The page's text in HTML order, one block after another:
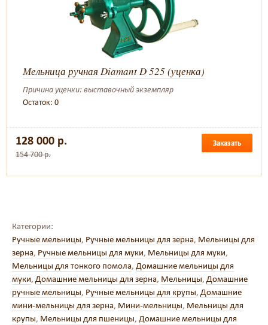
Мельница ручная Diamant D 525 (уценка)
Причина уценки: выставочный экземпляр
Остаток: 0
128 000 р.
154 700 р.
Заказать
Категории:
Ручные мельницы, Ручные мельницы для зерна, Мельницы для
зерна, Ручные мельницы для муки, Мельницы для муки,
Мельницы для тонкого помола, Домашние мельницы для
муки, Домашние мельницы для зерна, Мельницы, Домашние
ручные мельницы, Ручные мельницы для крупы, Домашние
мини-мельницы для зерна, Мини-мельницы, Мельницы для
крупы, Мельницы для пшеницы, Домашние мельницы для